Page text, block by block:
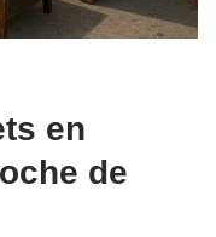
en
de